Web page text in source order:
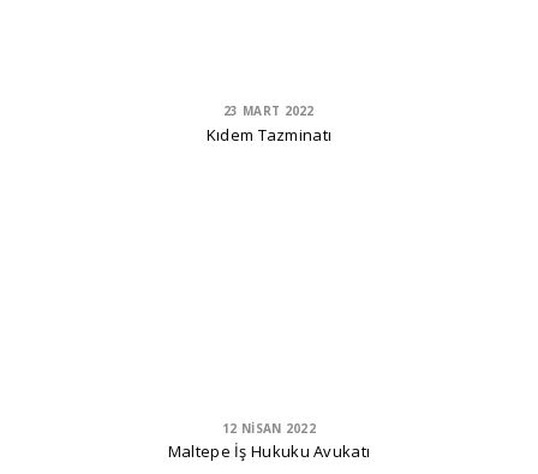
23 MART 2022
Kıdem Tazminatı
12 NISAN 2022
Maltepe İş Hukuku Avukatı